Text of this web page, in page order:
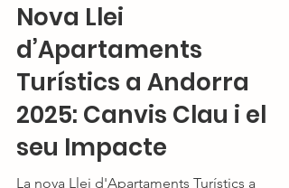
Nova Llei
d’Apartaments
Turístics a Andorra
2025: Canvis Clau i el
seu Impacte
La nova Llei d'Apartaments Turístics a